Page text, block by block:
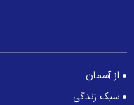
از آسمان
سبک زندگی